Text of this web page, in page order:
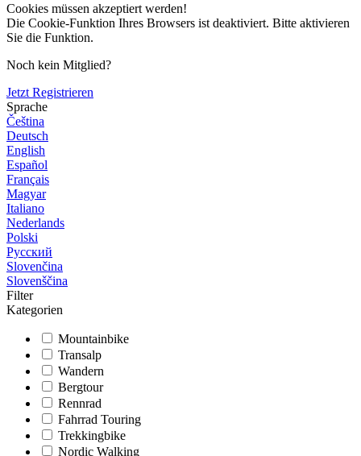
Cookies müssen akzeptiert werden!
Die Cookie-Funktion Ihres Browsers ist deaktiviert. Bitte aktivieren
Sie die Funktion.
Noch kein Mitglied?
Jetzt Registrieren
Sprache
Čeština
Deutsch
English
Español
Français
Magyar
Italiano
Nederlands
Polski
Русский
Slovenčina
Slovenščina
Filter
Kategorien
Mountainbike
Transalp
Wandern
Bergtour
Rennrad
Fahrrad Touring
Trekkingbike
Nordic Walking